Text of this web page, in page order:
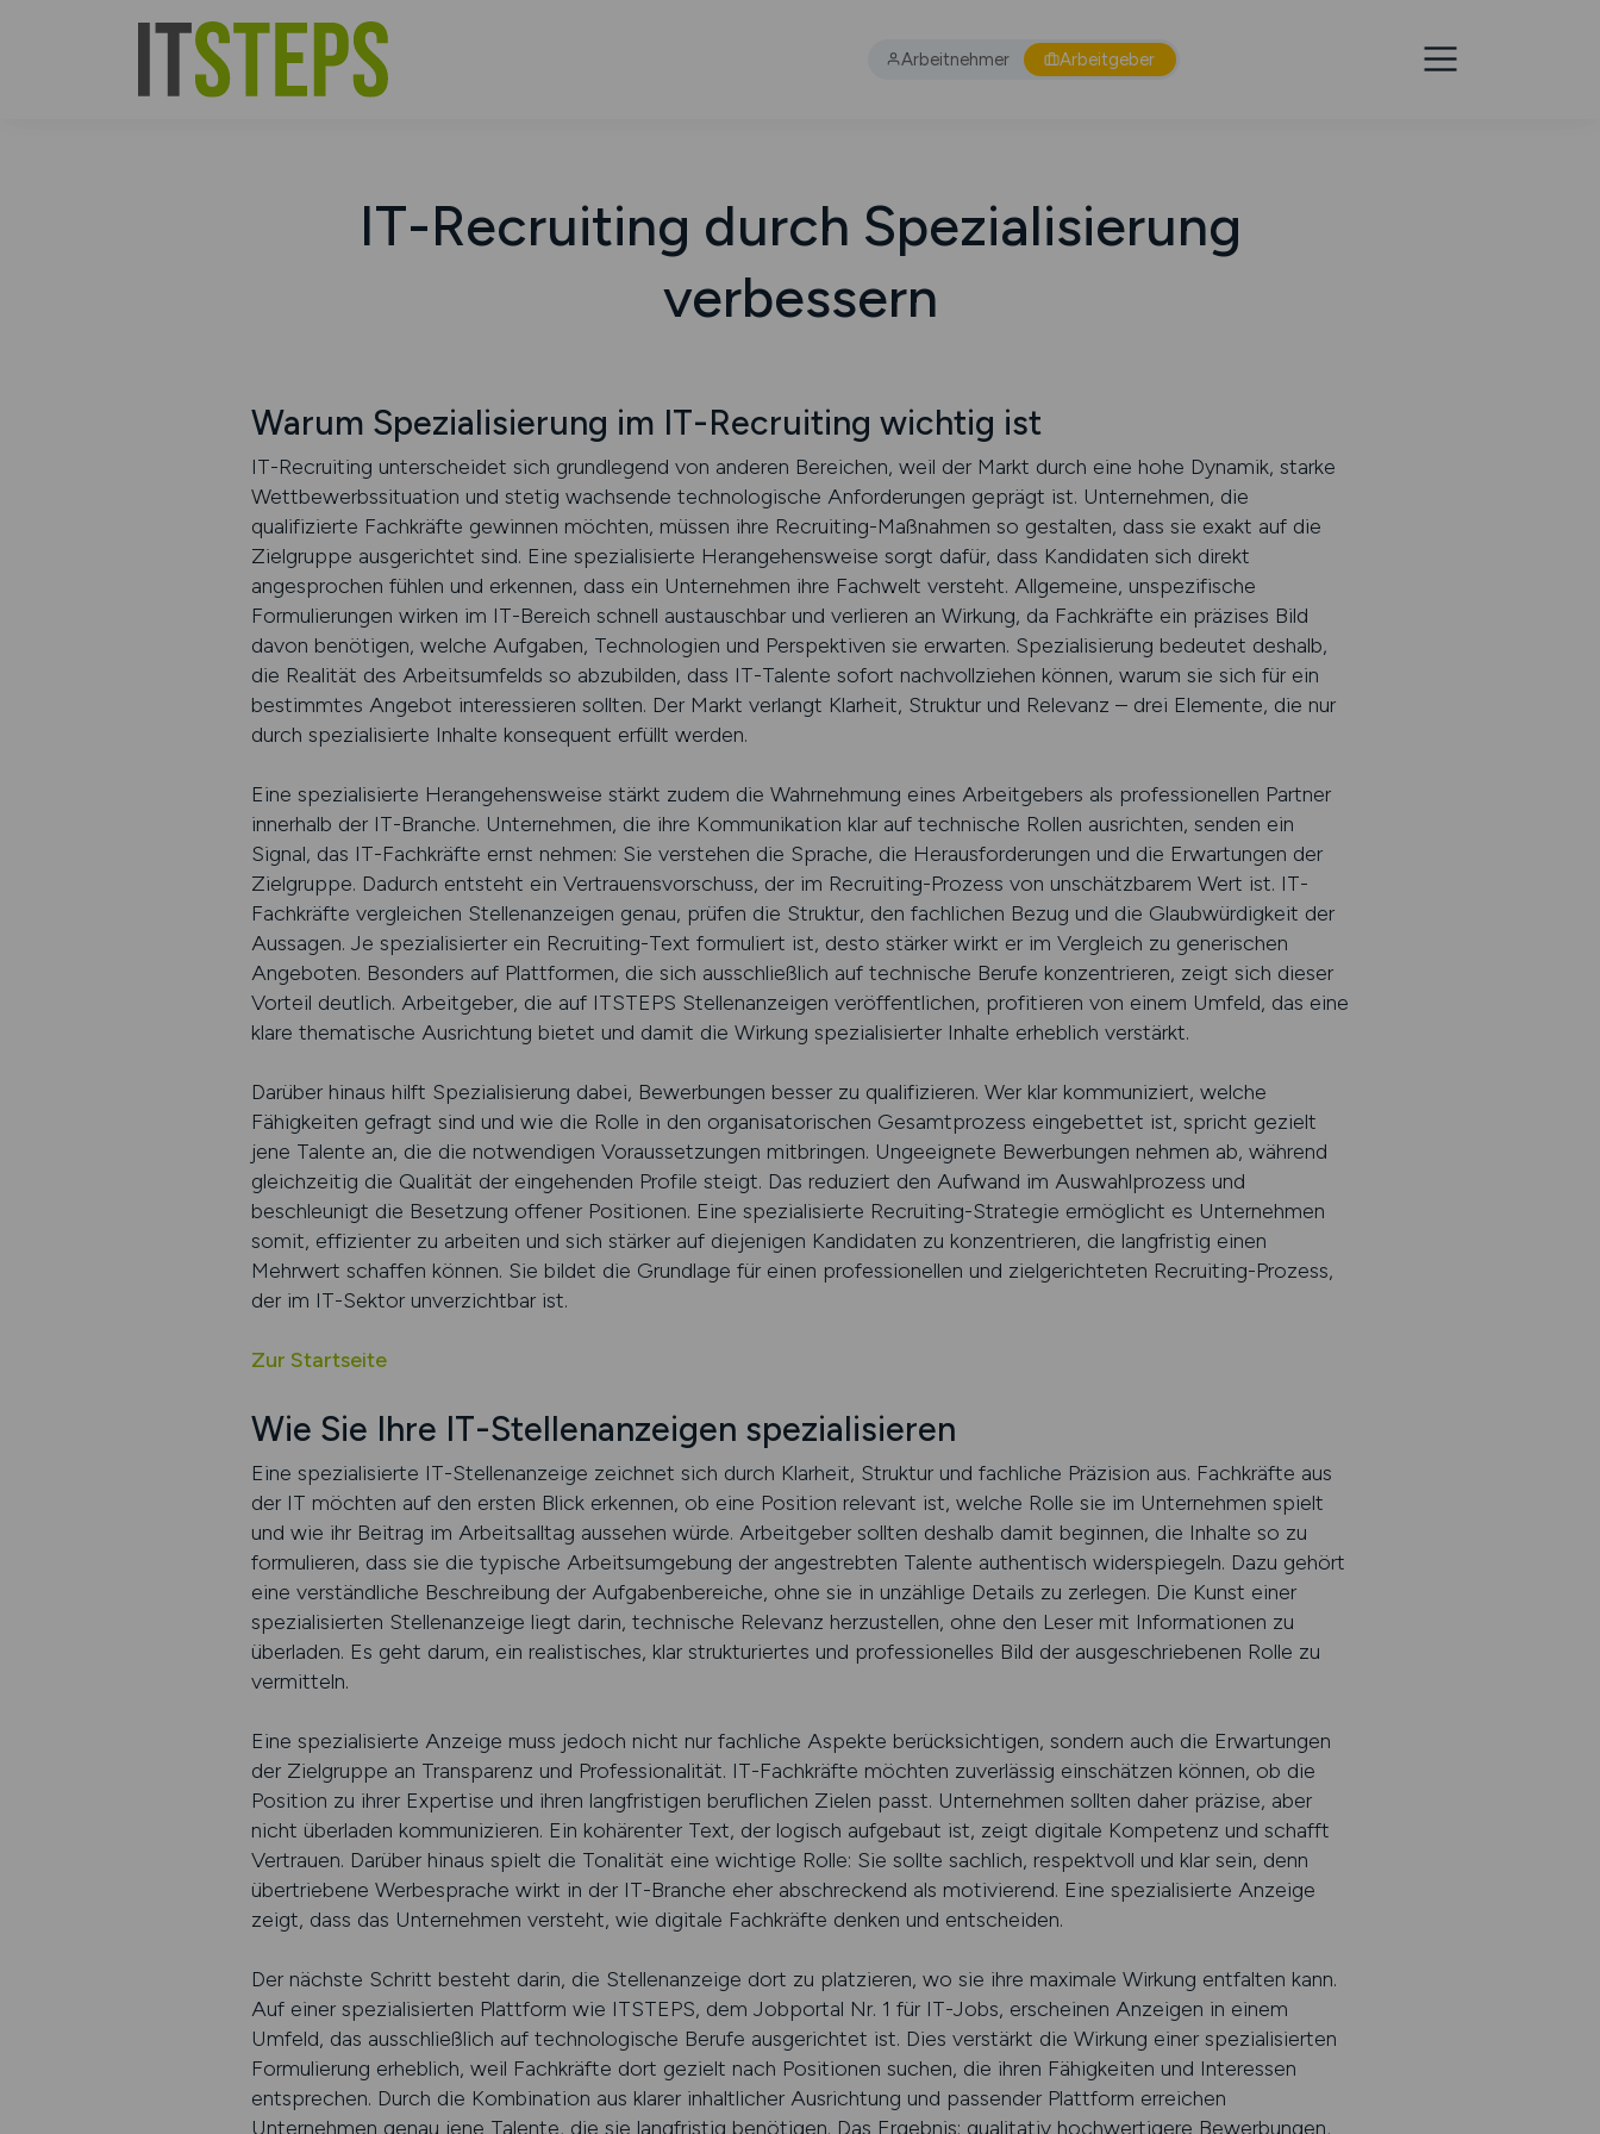
Arbeitnehmer Arbeitgeber
IT-Recruiting durch Spezialisierung
verbessern
Warum Spezialisierung im IT-Recruiting wichtig ist
IT-Recruiting unterscheidet sich grundlegend von anderen Bereichen, weil der Markt durch eine hohe Dynamik, starke
Wettbewerbssituation und stetig wachsende technologische Anforderungen geprägt ist. Unternehmen, die
qualifizierte Fachkräfte gewinnen möchten, müssen ihre Recruiting-Maßnahmen so gestalten, dass sie exakt auf die
Zielgruppe ausgerichtet sind. Eine spezialisierte Herangehensweise sorgt dafür, dass Kandidaten sich direkt
angesprochen fühlen und erkennen, dass ein Unternehmen ihre Fachwelt versteht. Allgemeine, unspezifische
Formulierungen wirken im IT-Bereich schnell austauschbar und verlieren an Wirkung, da Fachkräfte ein präzises Bild
davon benötigen, welche Aufgaben, Technologien und Perspektiven sie erwarten. Spezialisierung bedeutet deshalb,
die Realität des Arbeitsumfelds so abzubilden, dass IT-Talente sofort nachvollziehen können, warum sie sich für ein
bestimmtes Angebot interessieren sollten. Der Markt verlangt Klarheit, Struktur und Relevanz – drei Elemente, die nur
durch spezialisierte Inhalte konsequent erfüllt werden.
Eine spezialisierte Herangehensweise stärkt zudem die Wahrnehmung eines Arbeitgebers als professionellen Partner
innerhalb der IT-Branche. Unternehmen, die ihre Kommunikation klar auf technische Rollen ausrichten, senden ein
Signal, das IT-Fachkräfte ernst nehmen: Sie verstehen die Sprache, die Herausforderungen und die Erwartungen der
Zielgruppe. Dadurch entsteht ein Vertrauensvorschuss, der im Recruiting-Prozess von unschätzbarem Wert ist. IT-
Fachkräfte vergleichen Stellenanzeigen genau, prüfen die Struktur, den fachlichen Bezug und die Glaubwürdigkeit der
Aussagen. Je spezialisierter ein Recruiting-Text formuliert ist, desto stärker wirkt er im Vergleich zu generischen
Angeboten. Besonders auf Plattformen, die sich ausschließlich auf technische Berufe konzentrieren, zeigt sich dieser
Vorteil deutlich. Arbeitgeber, die auf ITSTEPS Stellenanzeigen veröffentlichen, profitieren von einem Umfeld, das eine
klare thematische Ausrichtung bietet und damit die Wirkung spezialisierter Inhalte erheblich verstärkt.
Darüber hinaus hilft Spezialisierung dabei, Bewerbungen besser zu qualifizieren. Wer klar kommuniziert, welche
Fähigkeiten gefragt sind und wie die Rolle in den organisatorischen Gesamtprozess eingebettet ist, spricht gezielt
jene Talente an, die die notwendigen Voraussetzungen mitbringen. Ungeeignete Bewerbungen nehmen ab, während
gleichzeitig die Qualität der eingehenden Profile steigt. Das reduziert den Aufwand im Auswahlprozess und
beschleunigt die Besetzung offener Positionen. Eine spezialisierte Recruiting-Strategie ermöglicht es Unternehmen
somit, effizienter zu arbeiten und sich stärker auf diejenigen Kandidaten zu konzentrieren, die langfristig einen
Mehrwert schaffen können. Sie bildet die Grundlage für einen professionellen und zielgerichteten Recruiting-Prozess,
der im IT-Sektor unverzichtbar ist.
Zur Startseite
Wie Sie Ihre IT-Stellenanzeigen spezialisieren
Eine spezialisierte IT-Stellenanzeige zeichnet sich durch Klarheit, Struktur und fachliche Präzision aus. Fachkräfte aus
der IT möchten auf den ersten Blick erkennen, ob eine Position relevant ist, welche Rolle sie im Unternehmen spielt
und wie ihr Beitrag im Arbeitsalltag aussehen würde. Arbeitgeber sollten deshalb damit beginnen, die Inhalte so zu
formulieren, dass sie die typische Arbeitsumgebung der angestrebten Talente authentisch widerspiegeln. Dazu gehört
eine verständliche Beschreibung der Aufgabenbereiche, ohne sie in unzählige Details zu zerlegen. Die Kunst einer
spezialisierten Stellenanzeige liegt darin, technische Relevanz herzustellen, ohne den Leser mit Informationen zu
überladen. Es geht darum, ein realistisches, klar strukturiertes und professionelles Bild der ausgeschriebenen Rolle zu
vermitteln.
Eine spezialisierte Anzeige muss jedoch nicht nur fachliche Aspekte berücksichtigen, sondern auch die Erwartungen
der Zielgruppe an Transparenz und Professionalität. IT-Fachkräfte möchten zuverlässig einschätzen können, ob die
Position zu ihrer Expertise und ihren langfristigen beruflichen Zielen passt. Unternehmen sollten daher präzise, aber
nicht überladen kommunizieren. Ein kohärenter Text, der logisch aufgebaut ist, zeigt digitale Kompetenz und schafft
Vertrauen. Darüber hinaus spielt die Tonalität eine wichtige Rolle: Sie sollte sachlich, respektvoll und klar sein, denn
übertriebene Werbesprache wirkt in der IT-Branche eher abschreckend als motivierend. Eine spezialisierte Anzeige
zeigt, dass das Unternehmen versteht, wie digitale Fachkräfte denken und entscheiden.
Der nächste Schritt besteht darin, die Stellenanzeige dort zu platzieren, wo sie ihre maximale Wirkung entfalten kann.
Auf einer spezialisierten Plattform wie ITSTEPS, dem Jobportal Nr. 1 für IT-Jobs, erscheinen Anzeigen in einem
Umfeld, das ausschließlich auf technologische Berufe ausgerichtet ist. Dies verstärkt die Wirkung einer spezialisierten
Formulierung erheblich, weil Fachkräfte dort gezielt nach Positionen suchen, die ihren Fähigkeiten und Interessen
entsprechen. Durch die Kombination aus klarer inhaltlicher Ausrichtung und passender Plattform erreichen
Unternehmen genau jene Talente, die sie langfristig benötigen. Das Ergebnis: qualitativ hochwertigere Bewerbungen,